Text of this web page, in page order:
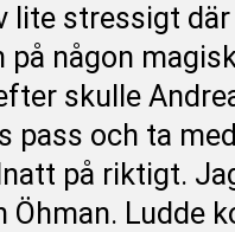
lite stressigt
på någon
skulle
pass och ta
på riktigt.
Öhman. Ludde